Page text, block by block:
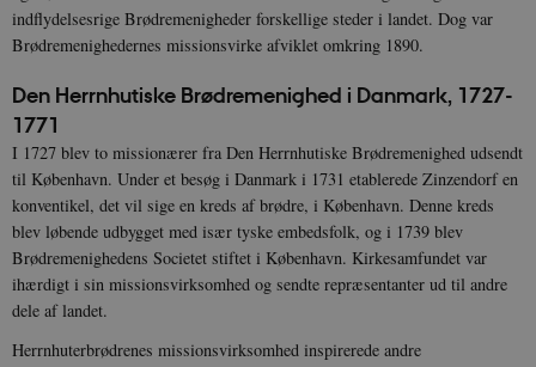
indflydelsesrige Brødremenigheder forskellige steder i landet. Dog var
Brødremenighedernes missionsvirke afviklet omkring 1890.
Den Herrnhutiske Brødremenighed i Danmark, 1727-
1771
I 1727 blev to missionærer fra Den Herrnhutiske Brødremenighed udsendt
til København. Under et besøg i Danmark i 1731 etablerede Zinzendorf en
konventikel, det vil sige en kreds af brødre, i København. Denne kreds
blev løbende udbygget med især tyske embedsfolk, og i 1739 blev
Brødremenighedens Societet stiftet i København. Kirkesamfundet var
ihærdigt i sin missionsvirksomhed og sendte repræsentanter ud til andre
dele af landet.
Herrnhuterbrødrenes missionsvirksomhed inspirerede andre